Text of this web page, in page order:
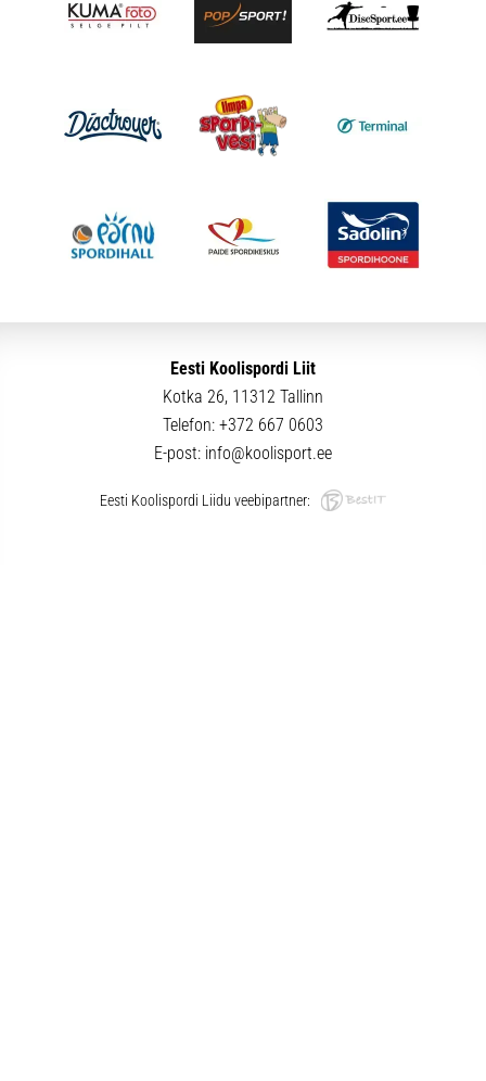
Eesti Koolispordi Liit
Kotka 26, 11312 Tallinn
Telefon: +372 667 0603
E-post: info@koolisport.ee
Eesti Koolispordi Liidu veebipartner: